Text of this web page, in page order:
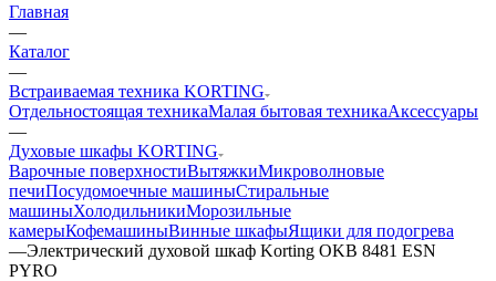
Главная
—
Каталог
—
Встраиваемая техника KORTING
Отдельностоящая техникаМалая бытовая техникаАксессуары
—
Духовые шкафы KORTING
Варочные поверхностиВытяжкиМикроволновые
печиПосудомоечные машиныСтиральные
машиныХолодильникиМорозильные
камерыКофемашиныВинные шкафыЯщики для подогрева
—Электрический духовой шкаф Korting OKB 8481 ESN
PYRO